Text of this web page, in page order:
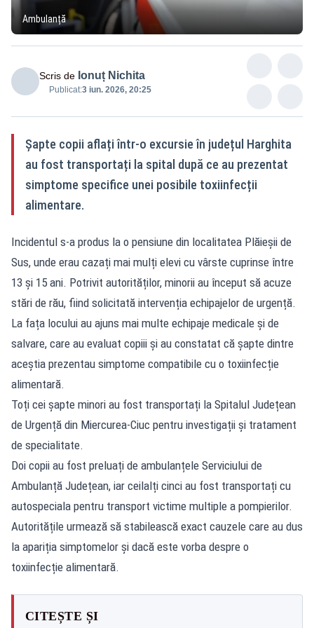
Ambulanță
Scris de Ionuț Nichita
Publicat:3 iun. 2026, 20:25
Șapte copii aflați într-o excursie în județul Harghita
au fost transportați la spital după ce au prezentat
simptome specifice unei posibile toxiinfecții
alimentare.
Incidentul s-a produs la o pensiune din localitatea Plăieșii de
Sus, unde erau cazați mai mulți elevi cu vârste cuprinse între
13 și 15 ani. Potrivit autorităților, minorii au început să acuze
stări de rău, fiind solicitată intervenția echipajelor de urgență.
La fața locului au ajuns mai multe echipaje medicale și de
salvare, care au evaluat copiii și au constatat că șapte dintre
aceștia prezentau simptome compatibile cu o toxiinfecție
alimentară.
Toți cei șapte minori au fost transportați la Spitalul Județean
de Urgență din Miercurea-Ciuc pentru investigații și tratament
de specialitate.
Doi copii au fost preluați de ambulanțele Serviciului de
Ambulanță Județean, iar ceilalți cinci au fost transportați cu
autospeciala pentru transport victime multiple a pompierilor.
Autoritățile urmează să stabilească exact cauzele care au dus
la apariția simptomelor și dacă este vorba despre o
toxiinfecție alimentară.
CITEȘTE ȘI